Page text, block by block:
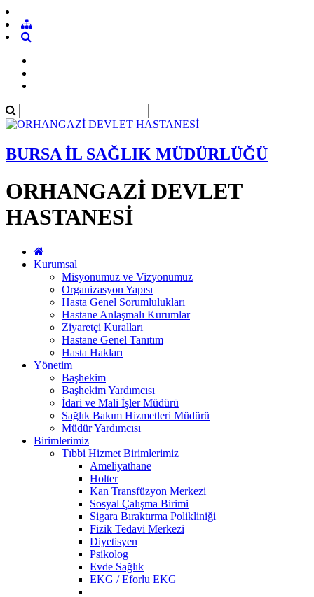
BURSA İL SAĞLIK MÜDÜRLÜĞÜ
ORHANGAZİ DEVLET
HASTANESİ
Kurumsal
Misyonumuz ve Vizyonumuz
Organizasyon Yapısı
Hasta Genel Sorumlulukları
Hastane Anlaşmalı Kurumlar
Ziyaretçi Kuralları
Hastane Genel Tanıtım
Hasta Hakları
Yönetim
Başhekim
Başhekim Yardımcısı
İdari ve Mali İşler Müdürü
Sağlık Bakım Hizmetleri Müdürü
Müdür Yardımcısı
Birimlerimiz
Tıbbi Hizmet Birimlerimiz
Ameliyathane
Holter
Kan Transfüzyon Merkezi
Sosyal Çalışma Birimi
Sigara Bıraktırma Polikliniği
Fizik Tedavi Merkezi
Diyetisyen
Psikolog
Evde Sağlık
EKG / Eforlu EKG